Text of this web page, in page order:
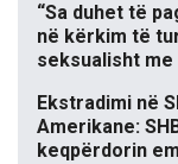
“Sa duhet të
në kërkim të
seksualisht
Ekstradimi në
Amerikane:
keqpërdorin